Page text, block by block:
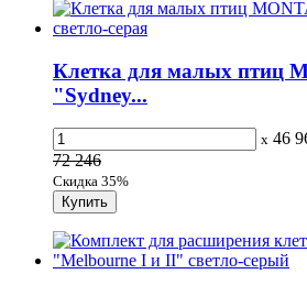
Клетка для малых птиц
"Sydney...
x 46
72 246
Скидка 35%